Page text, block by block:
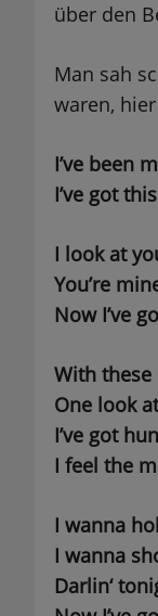
über den
Man sah
waren,
I’ve been
I’ve got
I look at
You’re
Now I’ve
With these
One look
I’ve got
I feel the
I wanna
I wanna
Darlin‘